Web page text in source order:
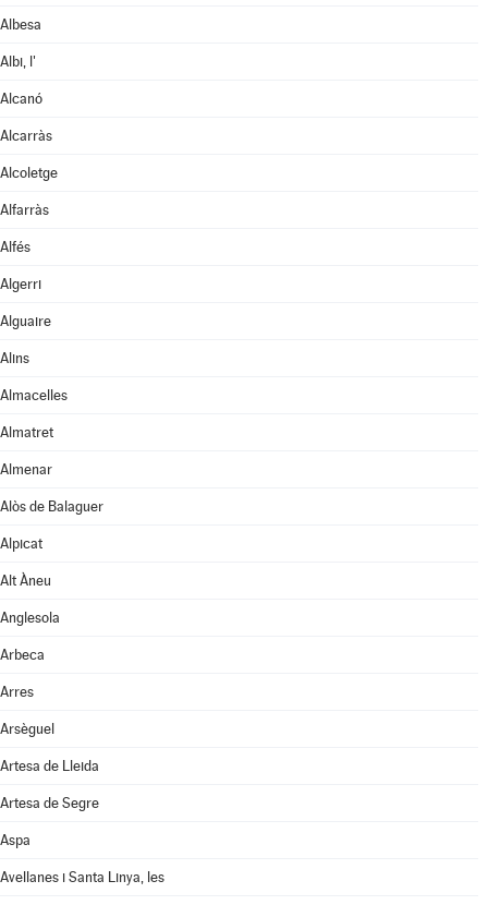
Albesa
Albi, l'
Alcanó
Alcarràs
Alcoletge
Alfarràs
Alfés
Algerri
Alguaire
Alins
Almacelles
Almatret
Almenar
Alòs de Balaguer
Alpicat
Alt Àneu
Anglesola
Arbeca
Arres
Arsèguel
Artesa de Lleida
Artesa de Segre
Aspa
Avellanes i Santa Linya, les